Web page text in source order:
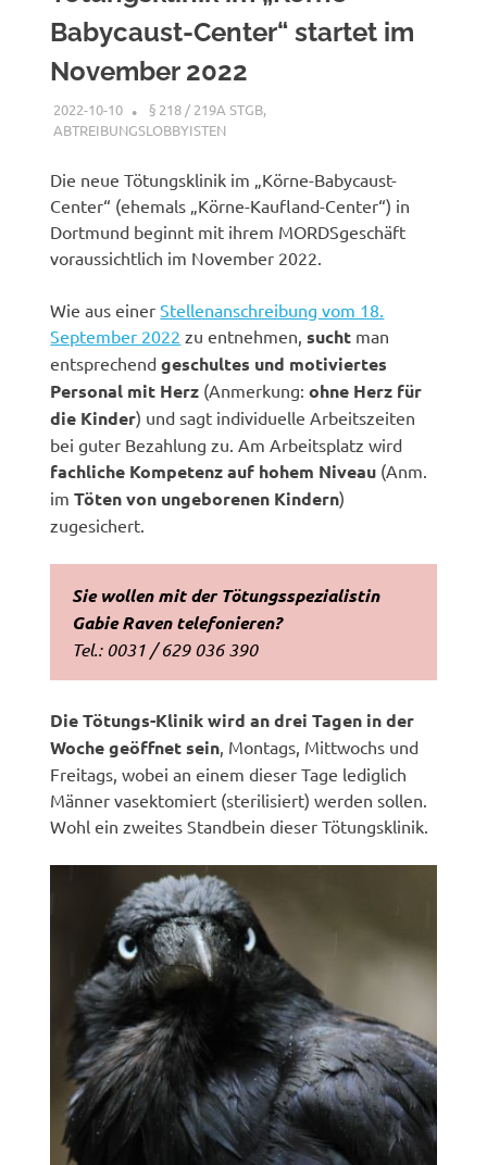
Babycaust-Center“ startet im
November 2022
2022-10-10 XX
§ 218 / 219A STGB,
ABTREIBUNGSLOBBYISTEN
Die neue Tötungsklinik im „Körne-Babycaust-
Center“ (ehemals „Körne-Kaufland-Center“) in
Dortmund beginnt mit ihrem MORDSgeschäft
voraussichtlich im November 2022.
Wie aus einerStellenanschreibung vom 18.
September 2022 zu entnehmen, sucht man
entsprechendgeschultes und motiviertes
Personal mit Herz (Anmerkung:ohne Herz für
die Kinder) und sagt individuelle Arbeitszeiten
bei guter Bezahlung zu. Am Arbeitsplatz wird
fachliche Kompetenz auf hohem Niveau (Anm.
imTöten von ungeborenen Kindern)
zugesichert.
Sie wollen mit der Tötungsspezialistin
Gabie Raven telefonieren?
Tel.: 0031 / 629 036 390
Die Tötungs-Klinik wird an drei Tagen in der
Woche geöffnet sein , Montags, Mittwochs und
Freitags, wobei an einem dieser Tage lediglich
Männer vasektomiert (sterilisiert) werden sollen.
Wohl ein zweites Standbein dieser Tötungsklinik.